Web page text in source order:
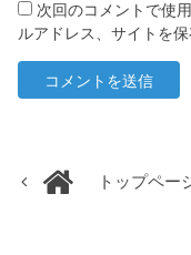
次回のコメントで使
ルアドレス、サイトを保
トップペー